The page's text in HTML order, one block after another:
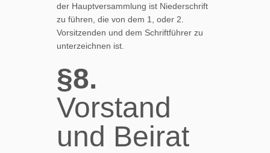
der Hauptversammlung ist Niederschrift
zu führen, die von dem 1, oder 2.
Vorsitzenden und dem Schriftführer zu
unterzeichnen ist.
§8.
Vorstand
und Beirat